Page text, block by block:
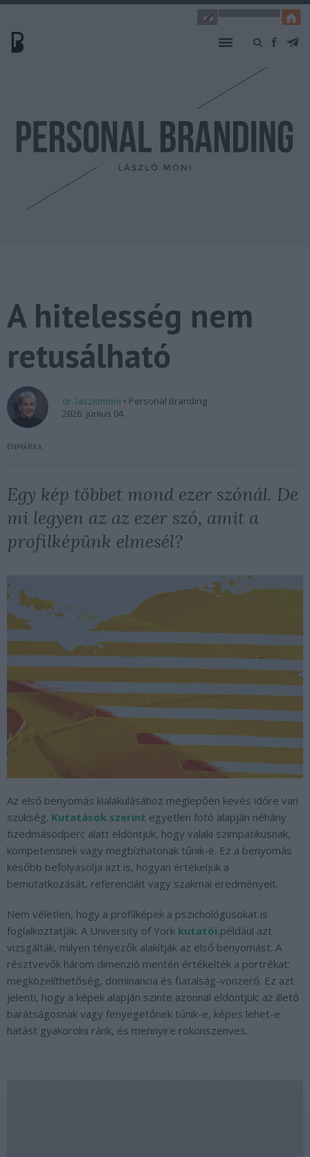
KÖNYV
A hitelesség nem
retusálható
dr. laszlomoni • Personal Branding
2026. június 04.
ÉNMÁRKA
Egy kép többet mond ezer szónál. De
mi legyen az az ezer szó, amit a
profilképünk elmesél?
Az első benyomás kialakulásához meglepően kevés időre van
szükség. Kutatások szerint egyetlen fotó alapján néhány
tizedmásodperc alatt eldöntjük, hogy valaki szimpatikusnak,
kompetensnek vagy megbízhatónak tűnik-e. Ez a benyomás
később befolyásolja azt is, hogyan értékeljük a
bemutatkozását, referenciáit vagy szakmai eredményeit.
Nem véletlen, hogy a profilképek a pszichológusokat is
foglalkoztatják. A University of York kutatói például azt
vizsgálták, milyen tényezők alakítják az első benyomást. A
résztvevők három dimenzió mentén értékelték a portrékat:
megközelíthetőség, dominancia és fiatalság-vonzerő. Ez azt
jelenti, hogy a képek alapján szinte azonnal eldöntjük: az illető
barátságosnak vagy fenyegetőnek tűnik-e, képes lehet-e
hatást gyakorolni ránk, és mennyire rokonszenves.